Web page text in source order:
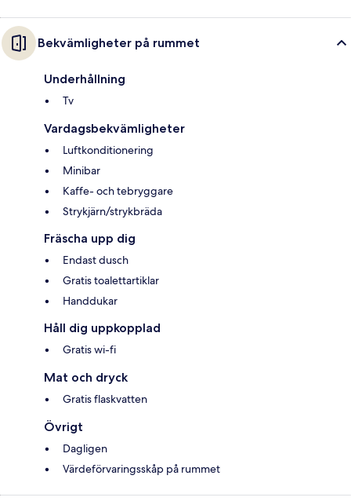
Bekvämligheter på rummet
Underhållning
Tv
Vardagsbekvämligheter
Luftkonditionering
Minibar
Kaffe- och tebryggare
Strykjärn/strykbräda
Fräscha upp dig
Endast dusch
Gratis toalettartiklar
Handdukar
Håll dig uppkopplad
Gratis wi-fi
Mat och dryck
Gratis flaskvatten
Övrigt
Dagligen
Värdeförvaringsskåp på rummet